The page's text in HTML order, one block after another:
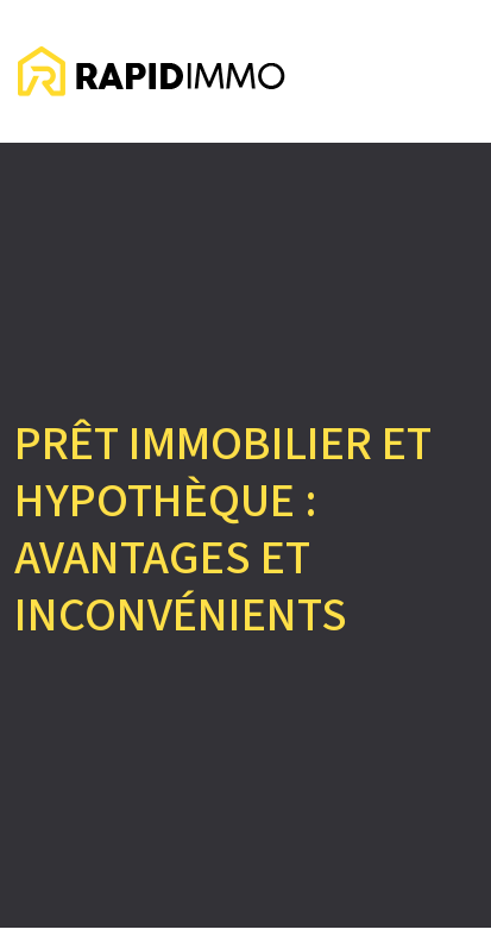
PRÊT IMMOBILIER ET
HYPOTHÈQUE :
AVANTAGES ET
INCONVÉNIENTS